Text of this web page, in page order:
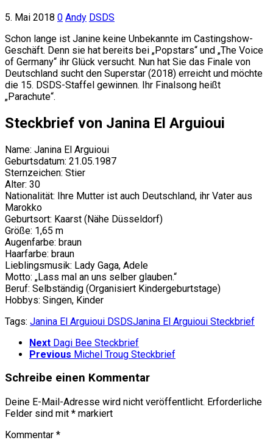
5. Mai 2018 0 Andy DSDS
Schon lange ist Janine keine Unbekannte im Castingshow-
Geschäft. Denn sie hat bereits bei „Popstars“ und „The Voice
of Germany“ ihr Glück versucht. Nun hat Sie das Finale von
Deutschland sucht den Superstar (2018) erreicht und möchte
die 15. DSDS-Staffel gewinnen. Ihr Finalsong heißt
„Parachute“.
Steckbrief von Janina El Arguioui
Name: Janina El Arguioui
Geburtsdatum: 21.05.1987
Sternzeichen: Stier
Alter: 30
Nationalität: Ihre Mutter ist auch Deutschland, ihr Vater aus
Marokko
Geburtsort: Kaarst (Nähe Düsseldorf)
Größe: 1,65 m
Augenfarbe: braun
Haarfarbe: braun
Lieblingsmusik: Lady Gaga, Adele
Motto: „Lass mal an uns selber glauben.“
Beruf: Selbständig (Organisiert Kindergeburtstage)
Hobbys: Singen, Kinder
Tags: Janina El Arguioui DSDSJanina El Arguioui Steckbrief
Next Dagi Bee Steckbrief
Previous Michel Troug Steckbrief
Schreibe einen Kommentar
Deine E-Mail-Adresse wird nicht veröffentlicht. Erforderliche
Felder sind mit * markiert
Kommentar *